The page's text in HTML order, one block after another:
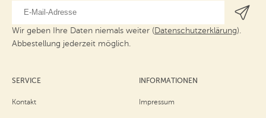
Wir geben Ihre Daten niemals weiter (Datenschutzerklärung).
Abbestellung jederzeit möglich.
SERVICE
Kontakt
INFORMATIONEN
Impressum